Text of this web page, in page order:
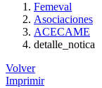
Femeval
Asociaciones
ACECAME
detalle_notica
Volver
Imprimir